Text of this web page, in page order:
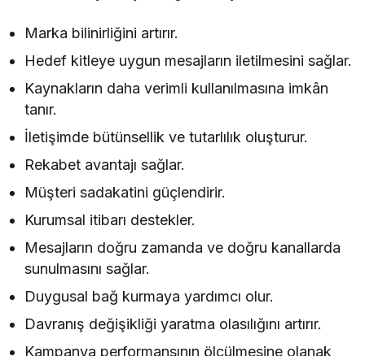
Marka bilinirliğini artırır.
Hedef kitleye uygun mesajların iletilmesini sağlar.
Kaynakların daha verimli kullanılmasına imkân
tanır.
İletişimde bütünsellik ve tutarlılık oluşturur.
Rekabet avantajı sağlar.
Müşteri sadakatini güçlendirir.
Kurumsal itibarı destekler.
Mesajların doğru zamanda ve doğru kanallarda
sunulmasını sağlar.
Duygusal bağ kurmaya yardımcı olur.
Davranış değişikliği yaratma olasılığını artırır.
Kampanya performansının ölçülmesine olanak